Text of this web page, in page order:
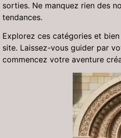
sorties. Ne manquez rien des
tendances.
Explorez ces catégories et
site. Laissez-vous guider par
commencez votre aventure